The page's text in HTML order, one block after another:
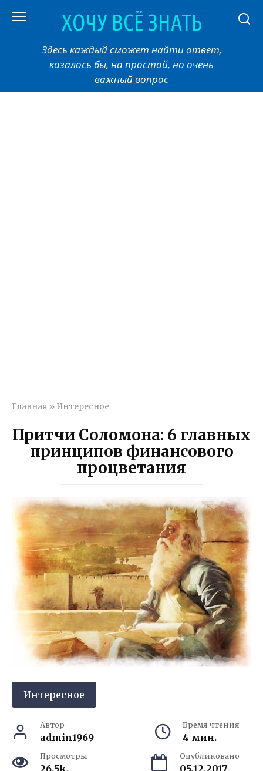
ХОЧУ ВСЁ ЗНАТЬ
Здесь каждый сможет найти ответ,
казалось бы, на простой, но очень
важный вопрос
Главная » Интересное
Притчи Соломона: 6 главных
принципов финансового
процветания
Интересное
Автор
admin1969
Время чтения
4 мин.
Просмотры Опубликовано